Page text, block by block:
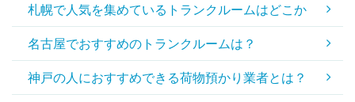
札幌で人気を集めているトランクルームはどこか
名古屋でおすすめのトランクルームは？
神戸の人におすすめできる荷物預かり業者とは？